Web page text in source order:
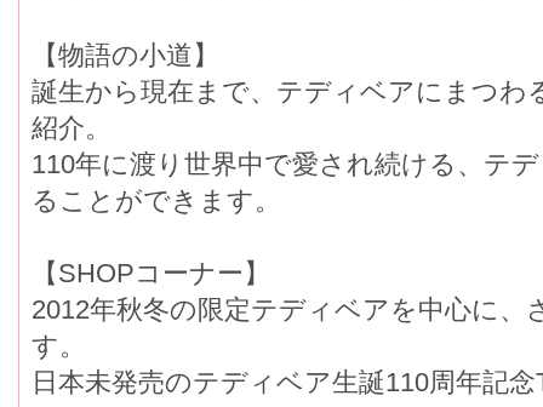
【物語の小道】
誕生から現在まで、テディベアにまつわ
紹介。
110年に渡り世界中で愛され続ける、テ
ることができます。
【SHOPコーナー】
2012年秋冬の限定テディベアを中心に
す。
日本未発売のテディベア生誕110周年記